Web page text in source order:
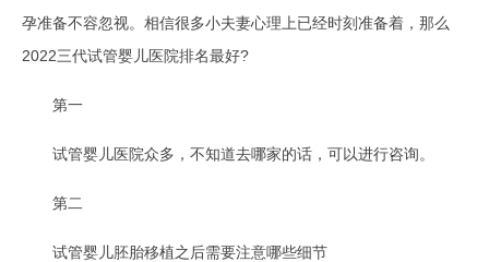
孕准备不容忽视。相信很多小夫妻心理上已经时刻准备着，那么
2022三代试管婴儿医院排名最好?
第一
试管婴儿医院众多，不知道去哪家的话，可以进行咨询。
第二
试管婴儿胚胎移植之后需要注意哪些细节